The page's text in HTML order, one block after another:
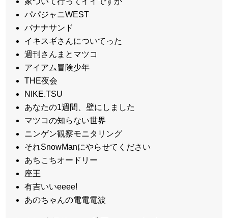
パパジャニWEST
バナナサンド
イキスギさんについてった
週刊さんまとマツコ
アイアム冒険少年
THE夜会
NIKE.TSU
あなたの1週間、壁にしました
マツコの知らない世界
ニンゲン観察モニタリング
それSnowManにやらせてください
あちこちオードリー
座王
有吉いいeeee!
あのちゃんの電電電波